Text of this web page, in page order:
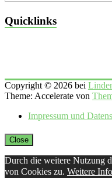
Quicklinks
Copyright © 2026 bei
Theme: Accelerate von
Impressum und
Close
Durch die weitere Nutzung
von Cookies zu. Weitere